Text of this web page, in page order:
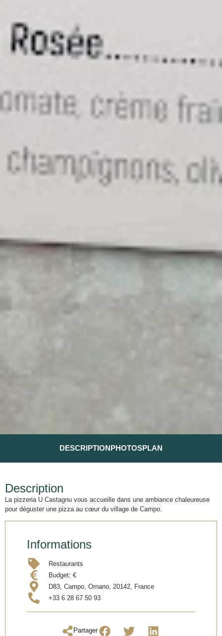
DESCRIPTIONPHOTOSPLAN
Description
La pizzeria U Castagnu vous accueille dans une ambiance chaleureuse
pour déguster une pizza au cœur du village de Campo.
Informations
Restaurants
Budget: €
D83, Campo, Ornano, 20142, France
+33 6 28 67 50 93
Partager